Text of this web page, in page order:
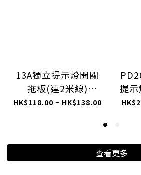
13A獨立提示燈開關
拖板(連2米線)
(ESBK)
HK$118.00 ~ HK$138.00
提示
查看更多